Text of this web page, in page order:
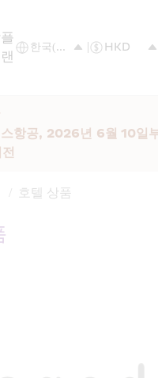
플
랜
항공, 2026년 6월 10일
/ 호텔 상품